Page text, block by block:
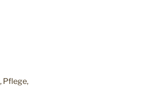
Pflege,